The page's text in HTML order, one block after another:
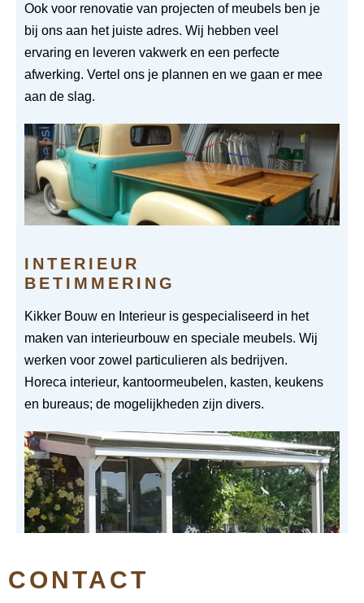
Ook voor renovatie van projecten of meubels ben je
bij ons aan het juiste adres. Wij hebben veel
ervaring en leveren vakwerk en een perfecte
afwerking. Vertel ons je plannen en we gaan er mee
aan de slag.
INTERIEUR
BETIMMERING
Kikker Bouw en Interieur is gespecialiseerd in het
maken van interieurbouw en speciale meubels. Wij
werken voor zowel particulieren als bedrijven.
Horeca interieur, kantoormeubelen, kasten, keukens
en bureaus; de mogelijkheden zijn divers.
CONTACT